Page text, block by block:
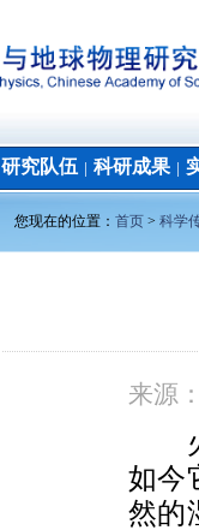
研究队伍 科研成果│
您现在的位置： 首页 > 科学
来源
火
如今
然的